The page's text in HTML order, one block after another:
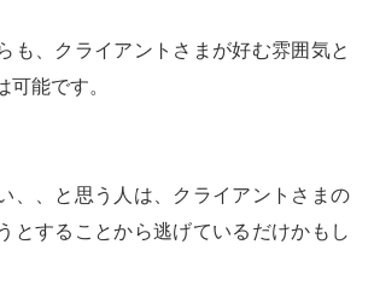
も、クライアントさまが好む雰囲気と
可能です。
、、と思う人は、クライアントさまの
とすることから逃げているだけかもし